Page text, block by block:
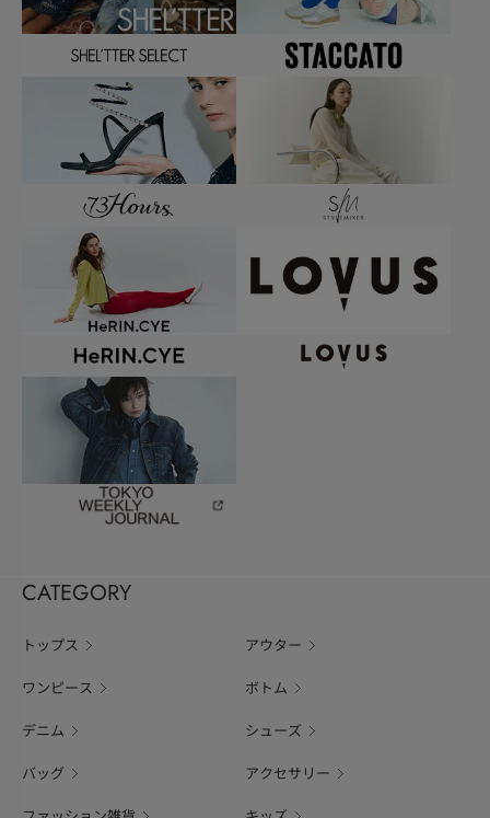
CATEGORY
トップス アウター
ワンピース ボトム
デニム シューズ
バッグ アクセサリー